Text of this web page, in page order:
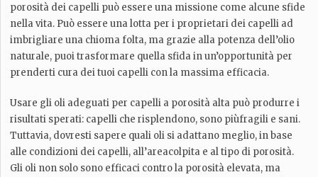
porosità dei capelli può essere una missione come alcune sfide
nella vita. Può essere una lotta per i proprietari dei capelli ad
imbrigliare una chioma folta, ma grazie alla potenza dell’olio
naturale, puoi trasformare quella sfida in un’opportunità per
prenderti cura dei tuoi capelli con la massima efficacia.
Usare gli oli adeguati per capelli a porosità alta può produrre i
risultati sperati: capelli che risplendono, sono piùfragili e sani.
Tuttavia, dovresti sapere quali oli si adattano meglio, in base
alle condizioni dei capelli, all’areacolpita e al tipo di porosità.
Gli oli non solo sono efficaci contro la porosità elevata, ma